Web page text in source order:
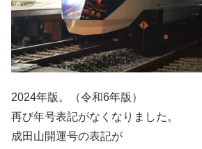
2024年版。（令和6年版）
再び年号表記がなくなりました。
成田山開運号の表記が